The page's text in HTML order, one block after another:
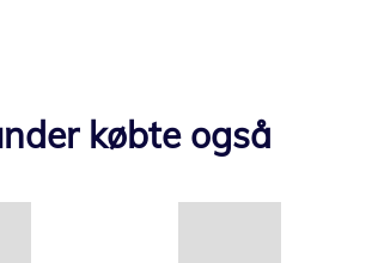
købte også